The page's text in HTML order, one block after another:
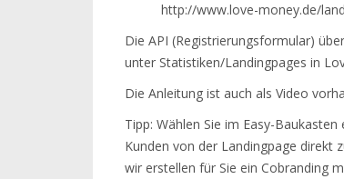
http://www.love-money.de/
Die API (Registrierungsformular)
unter Statistiken/Landingpages in
Die Anleitung ist auch als Video
Tipp: Wählen Sie im Easy-
Kunden von der Landingpage direkt
wir erstellen für Sie ein Cobranding